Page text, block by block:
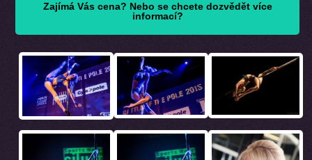
Zajímá Vás cena? Nebo se chcete dozvědět více
informací?